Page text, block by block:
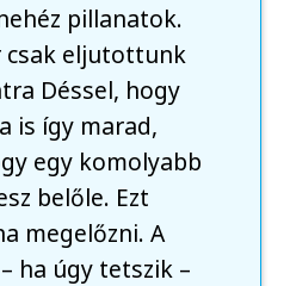
pillanatok.
csak eljutottunk
Déssel, hogy
is így marad,
egy komolyabb
belőle. Ezt
megelőzni. A
ha úgy tetszik –